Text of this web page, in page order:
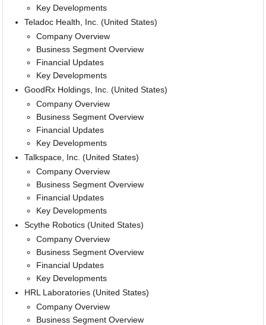
Key Developments
Teladoc Health, Inc. (United States)
Company Overview
Business Segment Overview
Financial Updates
Key Developments
GoodRx Holdings, Inc. (United States)
Company Overview
Business Segment Overview
Financial Updates
Key Developments
Talkspace, Inc. (United States)
Company Overview
Business Segment Overview
Financial Updates
Key Developments
Scythe Robotics (United States)
Company Overview
Business Segment Overview
Financial Updates
Key Developments
HRL Laboratories (United States)
Company Overview
Business Segment Overview